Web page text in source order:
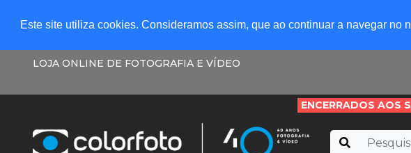
Este site utiliza cookies. Consideramos assim, que ao continuar a navegar no
LOJA ONLINE DE FOTOGRAFIA E VÍDEO
ENCERRADOS AOS